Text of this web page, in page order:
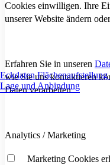
EckdatenFlächenaufstellung
Lage und Anbindung
Cookies einwilligen. Ihre
unserer Website ändern
Erfahren Sie in unseren
wie Sie uns kontaktieren
Daten verarbeiten.
Analytics / Marketing
Marketing Cookies